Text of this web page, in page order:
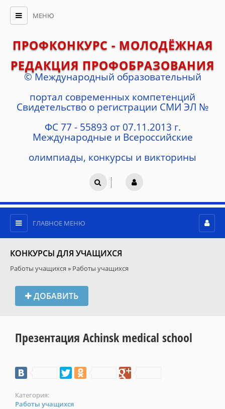
МЕНЮ
ПРОФКОНКУРС - МОЛОДЁЖНАЯ
РЕДАКЦИЯ ПРОФОБРАЗОВАНИЯ
© Международный образовательный
портал современных компетенций
Cвидетельство о регистрации СМИ ЭЛ №
ФС 77 - 55893 от 07.11.2013 г.
Международные и Всероссийские
олимпиады, конкурсы и викторины
ГЛАВНОЕ МЕНЮ
КОНКУРСЫ ДЛЯ УЧАЩИХСЯ
Работы учащихся » Работы учащихся
ДОБАВИТЬ
Презентация Achinsk medical school
Категория:
Работы учащихся